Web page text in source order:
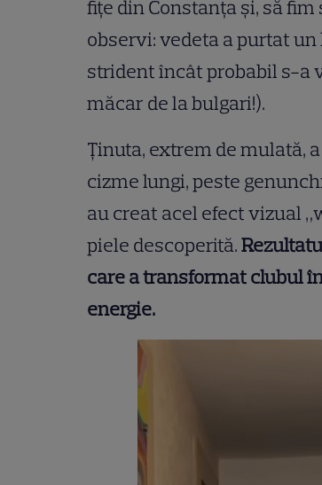
fițe din Constanța și, să
observi: vedeta a purtat
strident încât probabil s-a
măcar de la bulgari!).
Ținuta, extrem de mulată,
cizme lungi, peste
au creat acel efect vizual
piele descoperită.
care a transformat clubul
energie.